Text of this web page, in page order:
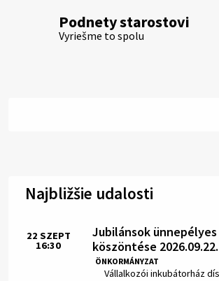
Podnety starostovi
Vyriešme to spolu
Najbližšie udalosti
Jubilánsok ünnepélyes
köszöntése 2026.09.22.
ÖNKORMÁNYZAT
Hely:
Vállalkozói inkubátorház
Idő:
22 SZEPT
16:30